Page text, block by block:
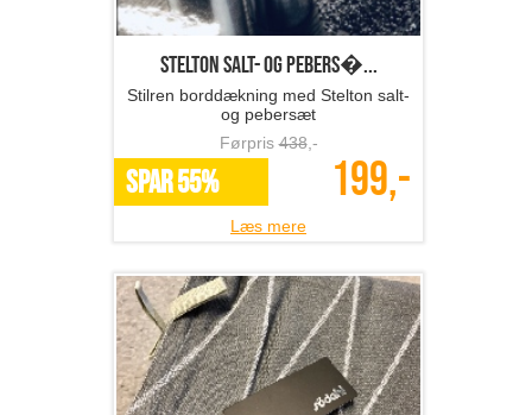
Stelton salt- og pebers�...
Stilren borddækning med Stelton salt-
og pebersæt
Førpris438,-
SPAR 55% 199,-
Læs mere